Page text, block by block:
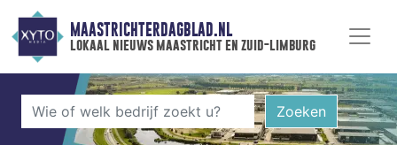
MAASTRICHTERDAGBLAD.NL
lokaal nieuws maastricht en zuid-limburg
Zoeken